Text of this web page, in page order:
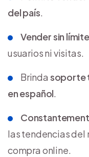
del país.
Vender sin límite
usuarios ni visitas.
Brinda soporte
en español.
las tendencias del
compra online.